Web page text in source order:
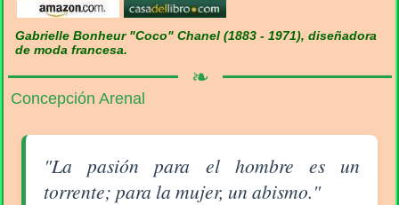
Gabrielle Bonheur "Coco" Chanel (1883 - 1971), diseñadora
de moda francesa.
❧
Concepción Arenal
Aforismo sobre la Mujer (pág. 3/18) - Concepción
"La pasión para el hombre es un
torrente; para la mujer, un abismo."